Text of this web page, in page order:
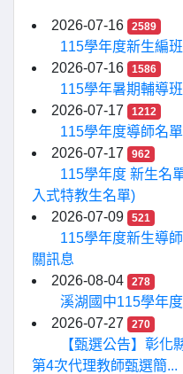
2026-07-16 2589
115學年度新生編
2026-07-16
1586
115學年暑期輔導
2026-07-17
1212
115學年度導師名
2026-07-17
962
115學年度 新生名
入式特教生名單)
2026-07-09
521
115學年度新生導
關訊息
2026-08-04
278
溪湖國中115學年
2026-07-27
270
【甄選公告】彰化
第4次代理教師甄選簡...